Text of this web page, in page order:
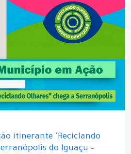
itinerante "Reciclando
do Iguaçu –